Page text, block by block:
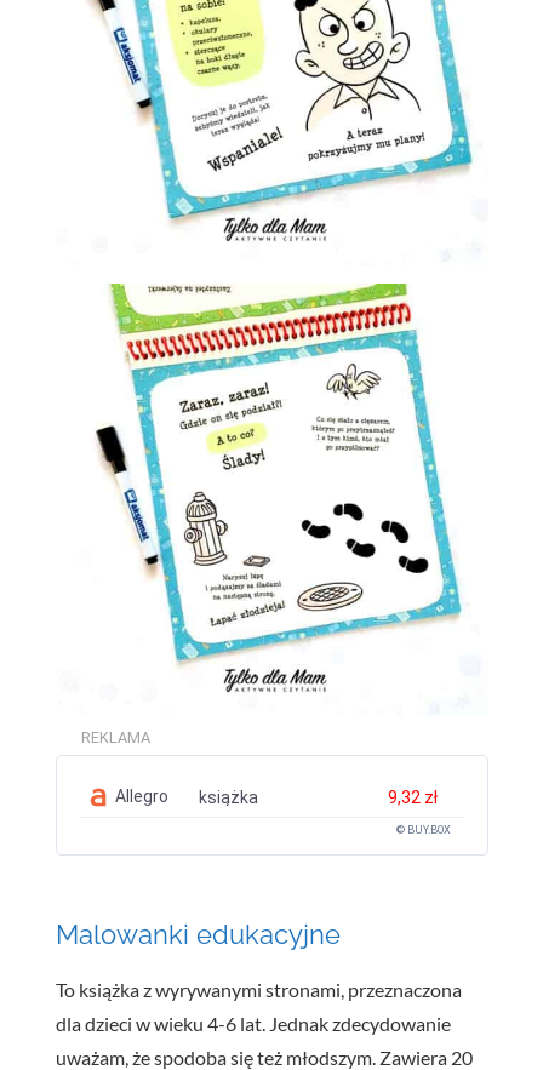
REKLAMA
Allegro książka 9,32 zł
© BUY.BOX
Malowanki edukacyjne
To książka z wyrywanymi stronami, przeznaczona
dla dzieci w wieku 4-6 lat. Jednak zdecydowanie
uważam, że spodoba się też młodszym. Zawiera 20